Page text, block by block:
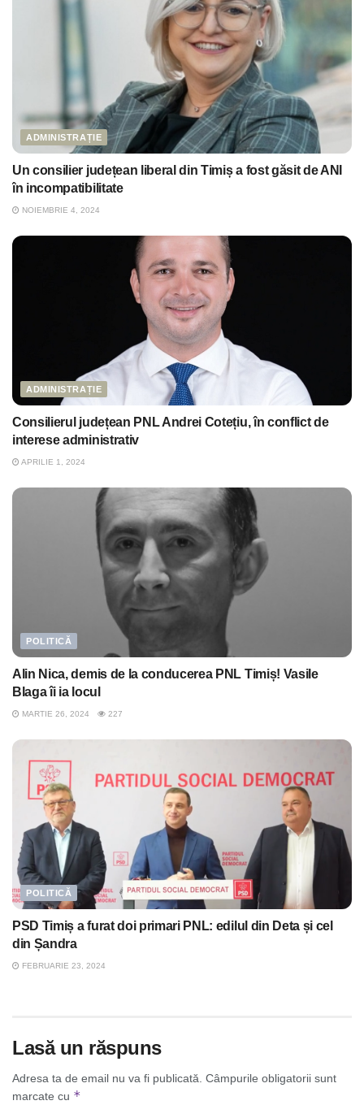
ADMINISTRAȚIE
Un consilier județean liberal din Timiș a fost găsit de ANI
în incompatibilitate
NOIEMBRIE 4, 2024
ADMINISTRAȚIE
Consilierul județean PNL Andrei Cotețiu, în conflict de
interese administrativ
APRILIE 1, 2024
POLITICĂ
Alin Nica, demis de la conducerea PNL Timiș! Vasile
Blaga îi ia locul
MARTIE 26, 2024 227
POLITICĂ
PSD Timiș a furat doi primari PNL: edilul din Deta și cel
din Șandra
FEBRUARIE 23, 2024
Lasă un răspuns
Adresa ta de email nu va fi publicată. Câmpurile obligatorii sunt
marcate cu *